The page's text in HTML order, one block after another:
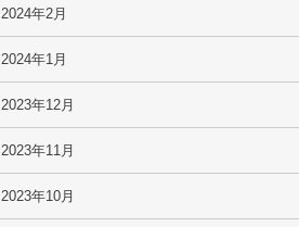
2024年2月
2024年1月
2023年12月
2023年11月
2023年10月